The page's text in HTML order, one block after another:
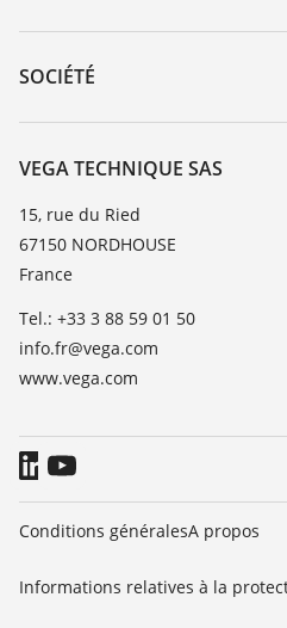
DTM Collection/PACTware
Retour d'appareil
Formations
Liste de compatibilité chimique
TeamViewer
SOCIÉTÉ
Carrière
À propos de VEGA
Contact
News
Presse
Blog
VEGA TECHNIQUE SAS
15, rue du Ried
67150 NORDHOUSE
France
Tel.: +33 3 88 59 01 50
info.fr@vega.com
www.vega.com
Conditions généralesA propos
Informations relatives à la